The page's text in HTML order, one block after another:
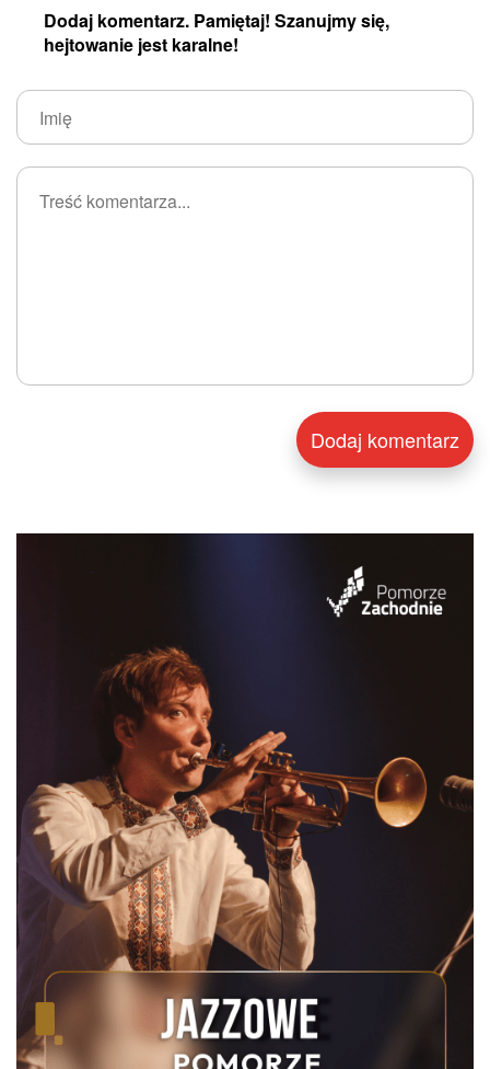
Dodaj komentarz. Pamiętaj! Szanujmy się,
hejtowanie jest karalne!